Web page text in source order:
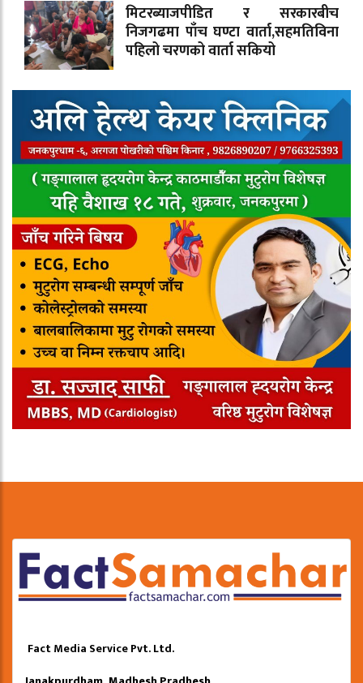
मिटरब्याजपीडित र सरकारबीच
निजगढमा पाँच घण्टा वार्ता,सहमतिविना
पहिलो चरणको वार्ता सकियो
Fact Media Service Pvt. Ltd.